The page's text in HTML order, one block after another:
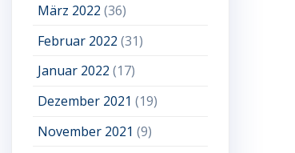
März 2022 (36)
Februar 2022 (31)
Januar 2022 (17)
Dezember 2021 (19)
November 2021 (9)